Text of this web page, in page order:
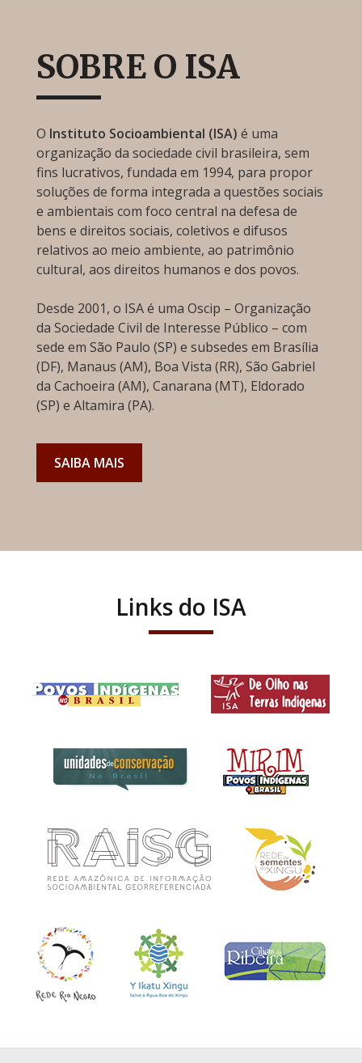
SOBRE O ISA
O Instituto Socioambiental (ISA) é uma
organização da sociedade civil brasileira, sem
fins lucrativos, fundada em 1994, para propor
soluções de forma integrada a questões sociais
e ambientais com foco central na defesa de
bens e direitos sociais, coletivos e difusos
relativos ao meio ambiente, ao patrimônio
cultural, aos direitos humanos e dos povos.
Desde 2001, o ISA é uma Oscip – Organização
da Sociedade Civil de Interesse Público – com
sede em São Paulo (SP) e subsedes em Brasília
(DF), Manaus (AM), Boa Vista (RR), São Gabriel
da Cachoeira (AM), Canarana (MT), Eldorado
(SP) e Altamira (PA).
SAIBA MAIS
Links do ISA